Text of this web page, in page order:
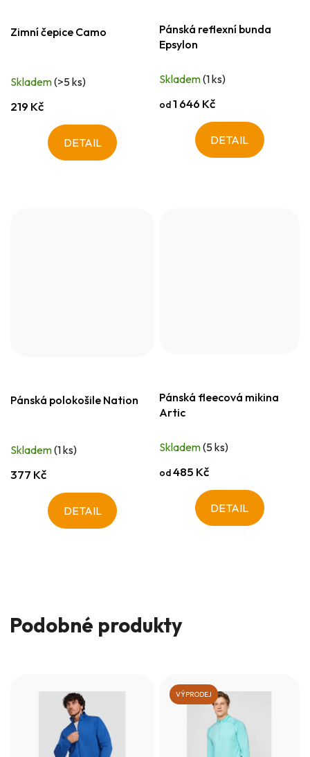
Zimní čepice Camo
Skladem(>5 ks)
219 Kč
DETAIL
Pánská reflexní bunda
Epsylon
Skladem(1 ks)
od1 646 Kč
DETAIL
Pánská polokošile Nation
Skladem(1 ks)
377 Kč
DETAIL
Pánská fleecová mikina
Artic
Skladem(5 ks)
od485 Kč
DETAIL
Podobné produkty
VÝPRODEJ